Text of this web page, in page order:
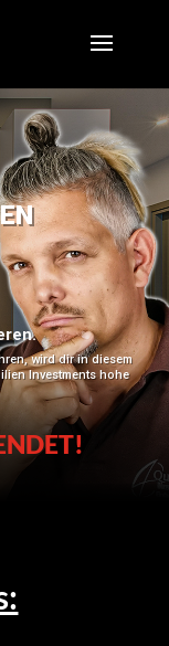
wird dir in diesem
Investments hohe